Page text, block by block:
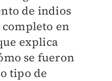
de indios
en
explica
se fueron
tipo de